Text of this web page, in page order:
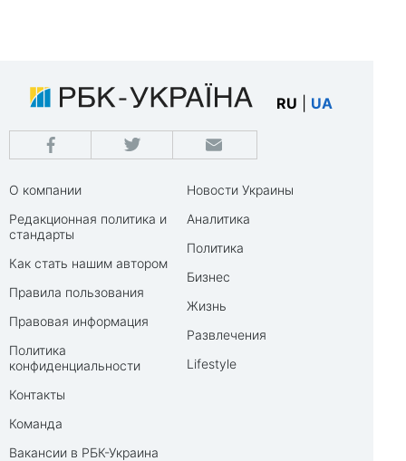
RU UA
О компании
Редакционная политика и
стандарты
Как стать нашим автором
Правила пользования
Правовая информация
Политика
конфиденциальности
Контакты
Команда
Вакансии в РБК-Украина
Новости Украины
Аналитика
Политика
Бизнес
Жизнь
Развлечения
Lifestyle